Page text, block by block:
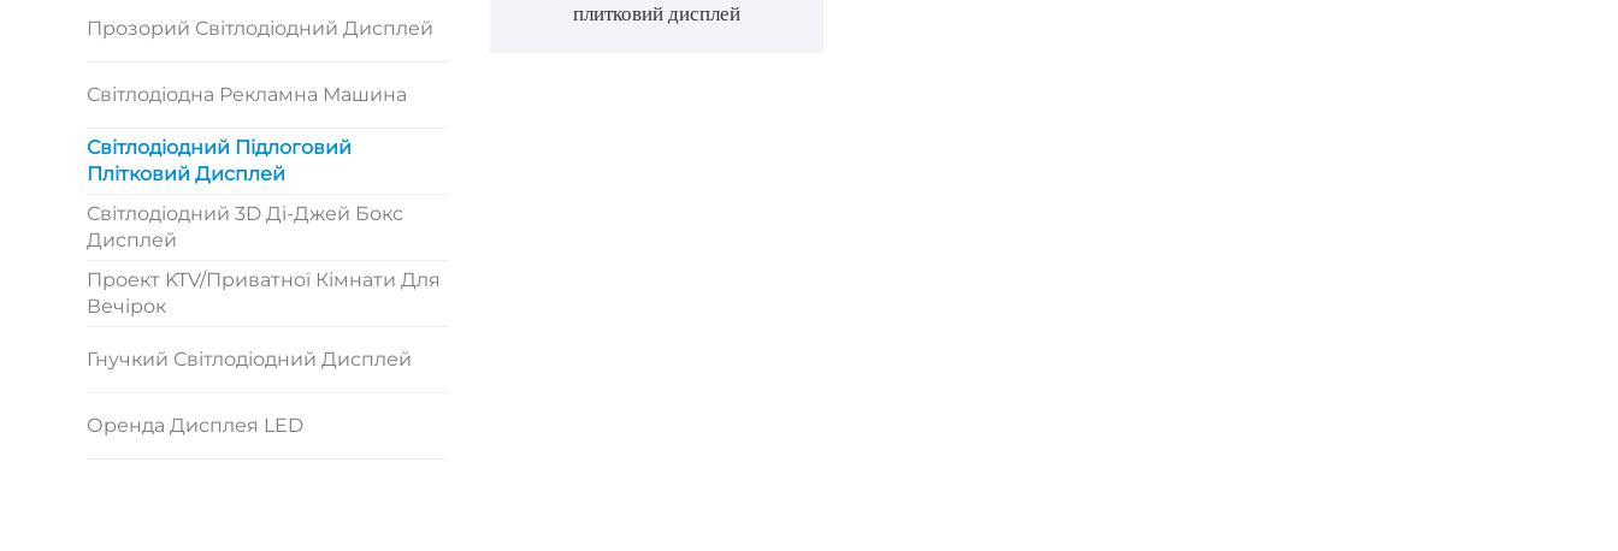
Прозорий Світлодіодний Дисплей
Світлодіодна Рекламна Машина
Світлодіодний Підлоговий
Плітковий Дисплей
Світлодіодний 3D Ді-Джей Бокс
Дисплей
Проект KTV/приватної Кімнати Для
Вечірок
Гнучкий Світлодіодний Дисплей
Оренда Дисплея LED
плитковий дисплей